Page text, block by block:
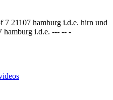
7 21107 hamburg i.d.e. hirn und
hamburg i.d.e. --- -- -